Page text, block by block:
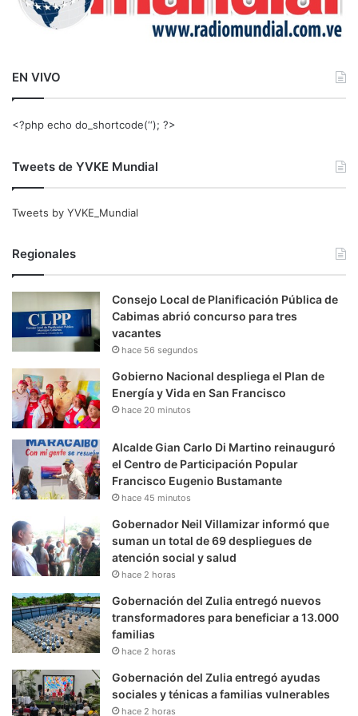
EN VIVO
<?php echo do_shortcode(‘‘); ?>
Tweets de YVKE Mundial
Tweets by YVKE_Mundial
Regionales
Consejo Local de Planificación Pública de
Cabimas abrió concurso para tres
vacantes
hace 56 segundos
Gobierno Nacional despliega el Plan de
Energía y Vida en San Francisco
hace 20 minutos
Alcalde Gian Carlo Di Martino reinauguró
el Centro de Participación Popular
Francisco Eugenio Bustamante
hace 45 minutos
Gobernador Neil Villamizar informó que
suman un total de 69 despliegues de
atención social y salud
hace 2 horas
Gobernación del Zulia entregó nuevos
transformadores para beneficiar a 13.000
familias
hace 2 horas
Gobernación del Zulia entregó ayudas
sociales y ténicas a familias vulnerables
hace 2 horas